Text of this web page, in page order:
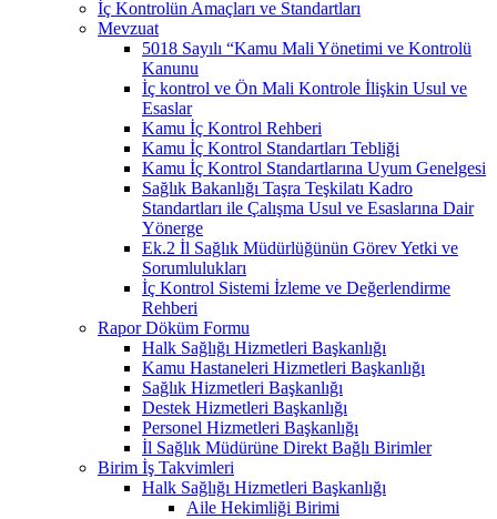
İç Kontrolün Amaçları ve Standartları
Mevzuat
5018 Sayılı “Kamu Mali Yönetimi ve Kontrolü
Kanunu
İç kontrol ve Ön Mali Kontrole İlişkin Usul ve
Esaslar
Kamu İç Kontrol Rehberi
Kamu İç Kontrol Standartları Tebliği
Kamu İç Kontrol Standartlarına Uyum Genelgesi
Sağlık Bakanlığı Taşra Teşkilatı Kadro
Standartları ile Çalışma Usul ve Esaslarına Dair
Yönerge
Ek.2 İl Sağlık Müdürlüğünün Görev Yetki ve
Sorumlulukları
İç Kontrol Sistemi İzleme ve Değerlendirme
Rehberi
Rapor Döküm Formu
Halk Sağlığı Hizmetleri Başkanlığı
Kamu Hastaneleri Hizmetleri Başkanlığı
Sağlık Hizmetleri Başkanlığı
Destek Hizmetleri Başkanlığı
Personel Hizmetleri Başkanlığı
İl Sağlık Müdürüne Direkt Bağlı Birimler
Birim İş Takvimleri
Halk Sağlığı Hizmetleri Başkanlığı
Aile Hekimliği Birimi